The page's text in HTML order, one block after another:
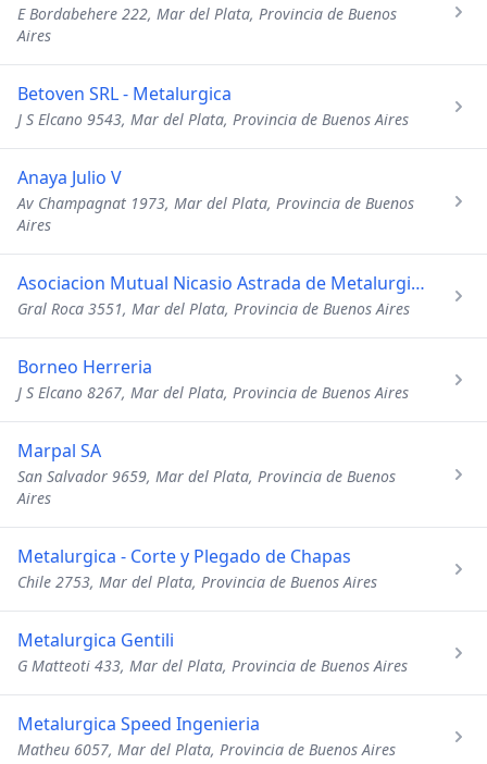
E Bordabehere 222, Mar del Plata, Provincia de Buenos
Aires
Betoven SRL - Metalurgica
J S Elcano 9543, Mar del Plata, Provincia de Buenos Aires
Anaya Julio V
Av Champagnat 1973, Mar del Plata, Provincia de Buenos
Aires
Asociacion Mutual Nicasio Astrada de Metalurgicos
Gral Roca 3551, Mar del Plata, Provincia de Buenos Aires
Borneo Herreria
J S Elcano 8267, Mar del Plata, Provincia de Buenos Aires
Marpal SA
San Salvador 9659, Mar del Plata, Provincia de Buenos
Aires
Metalurgica - Corte y Plegado de Chapas
Chile 2753, Mar del Plata, Provincia de Buenos Aires
Metalurgica Gentili
G Matteoti 433, Mar del Plata, Provincia de Buenos Aires
Metalurgica Speed Ingenieria
Matheu 6057, Mar del Plata, Provincia de Buenos Aires